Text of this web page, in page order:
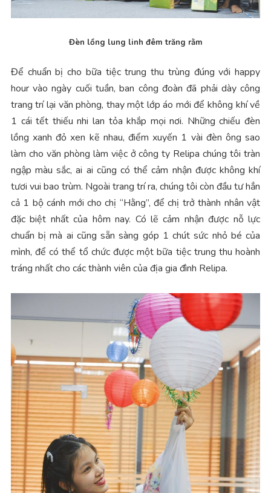
Đèn lồng lung linh đêm trăng rằm
Để chuẩn bị cho bữa tiệc trung thu trùng đúng với happy
hour vào ngày cuối tuần, ban công đoàn đã phải dày công
trang trí lại văn phòng, thay một lớp áo mới để không khí về
1 cái tết thiếu nhi lan tỏa khắp mọi nơi. Những chiếu đèn
lồng xanh đỏ xen kẽ nhau, điểm xuyến 1 vài đèn ông sao
làm cho văn phòng làm việc ở công ty Relipa chúng tôi tràn
ngập màu sắc, ai ai cũng có thể cảm nhận được không khí
tươi vui bao trùm. Ngoài trang trí ra, chúng tôi còn đầu tư hẳn
cả 1 bộ cánh mới cho chị “Hằng”, để chị trở thành nhân vật
đặc biệt nhất của hôm nay. Có lẽ cảm nhận được nỗ lực
chuẩn bị mà ai cũng sẵn sàng góp 1 chút sức nhỏ bé của
mình, để có thể tổ chức được một bữa tiệc trung thu hoành
tráng nhất cho các thành viên của địa gia đình Relipa.